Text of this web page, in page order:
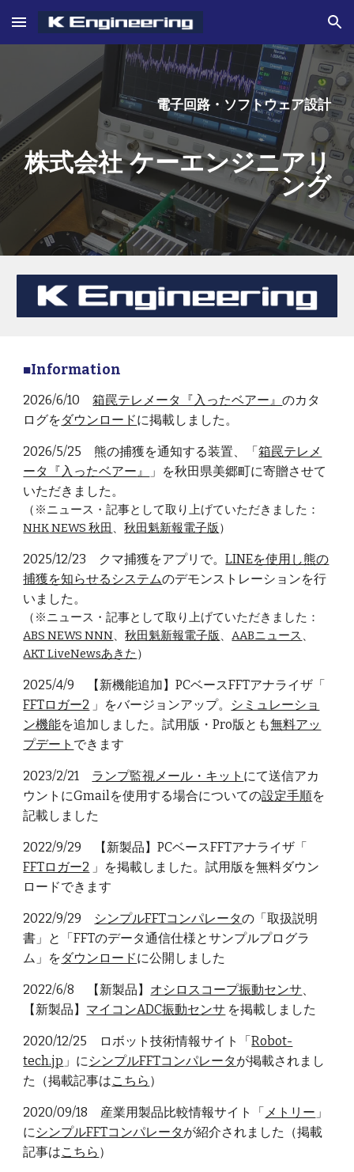
Skip to main content Skip to navigation
電子回路・ソフトウェア設計
株式会社 ケーエンジニアリ
ング
■Information
2026/6/10箱罠テレメータ『入ったベアー』のカタ
ログをダウンロードに掲載しました。
2026/5/25 熊の捕獲を通知する装置、「箱罠テレメ
ータ『入ったベアー』
」を秋田県美郷町に寄贈させて
いただきました。
（※ニュース・記事として取り上げていただきました：
NHKNEWS 秋田 、秋田魁新報電子版）
2025/12/23 クマ捕獲をアプリで。LINEを使用し熊の
捕獲を知らせるシステムのデモンストレーションを行
いました。
（※ニュース・記事として取り上げていただきました：
ABS NEWS NNN、秋田魁新報電子版、AABニュース 、
AKT LiveNewsあきた ）
2025/4/9 【新機能追加】PCベースFFTアナライザ「
FFTロガー2 」をバージョンアップ。 シミュレーショ
ン機能を追加しました。試用版・Pro版とも無料アッ
プデート できます
2023/2/21 ランプ監視メール・キット にて送信アカ
ウントにGmailを使用する場合についての設定手順を
記載しました
2022/9/29 【新製品】PCベースFFTアナライザ「
FFTロガー2 」 を掲載しました。試用版を無料ダウン
ロードできます
2022/9/29 シンプルFFTコンパレータの「取扱説明
書」と「FFTのデータ通信仕様とサンプルプログラ
ム」をダウンロードに公開 しました
2022/6/8 【新製品】 オシロスコープ振動センサ、
【新製品】 マイコンADC振動センサ を掲載しました
2020/12/25 ロボット技術情報サイト「Robot-
tech.jp 」にシンプルFFTコンパレータが掲載されまし
た（掲載記事はこちら ）
2020/09/18 産業用製品比較情報サイト「メトリー 」
にシンプルFFTコンパレータが紹介されました（掲載
記事はこちら ）